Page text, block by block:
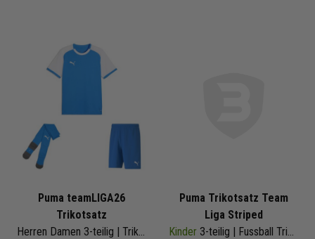
Puma teamLIGA26
Trikotsatz
Puma Trikotsatz Team
Liga Striped
Kinder 3-teilig | Fussball Trikot Fussballshort Core Sockenstutzen | 704927-04 | Fussball Trikot Set